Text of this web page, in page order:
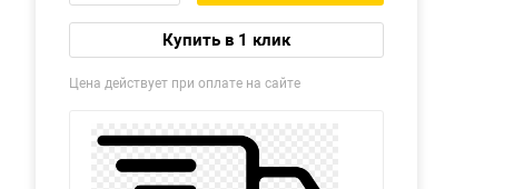
Купить в 1 клик
Цена действует при оплате на сайте